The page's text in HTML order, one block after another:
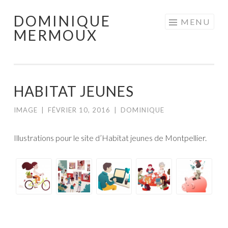
Aller
au
DOMINIQUE
MERMOUX
MENU
HABITAT JEUNES
IMAGE FÉVRIER 10, 2016 DOMINIQUE
Illustrations pour le site d’Habitat jeunes de Montpellier.